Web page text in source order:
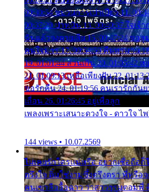
00:30:54 ขบวนการเปาเปียว 11.
00:37:20 ปาหนัน 13. 00:40:37 ใจเจ้
ฉันแล้วจงตายเสีย 15. 00:47:24 ขอสู
คนใจมาร 17. 00:54:50 คืนทรมาน
19. 01:01:44 ส่วนเกิน 20. 01:05:42
21. 01:09:13 เหลือเพียงฝัน 22.
ขอรักคืน 24. 01:19:56 คนเรารักกันย
เถื่อน 26. 01:26:45 อยู่เพื่อลูก
เพลงเพราะเสนาะดวงใจ - ดาวใจ ไ
144 views • 10.07.2569
ไม่เคยรักใครแน่หรือ อยากเชื่อถือ
ตรึงใจ ติ๋มใช่งามซึ้งตรึงตรา พี่หรือ
คนเขาลืออื้อฉาว ว่าสาวๆรุมตอมพี่